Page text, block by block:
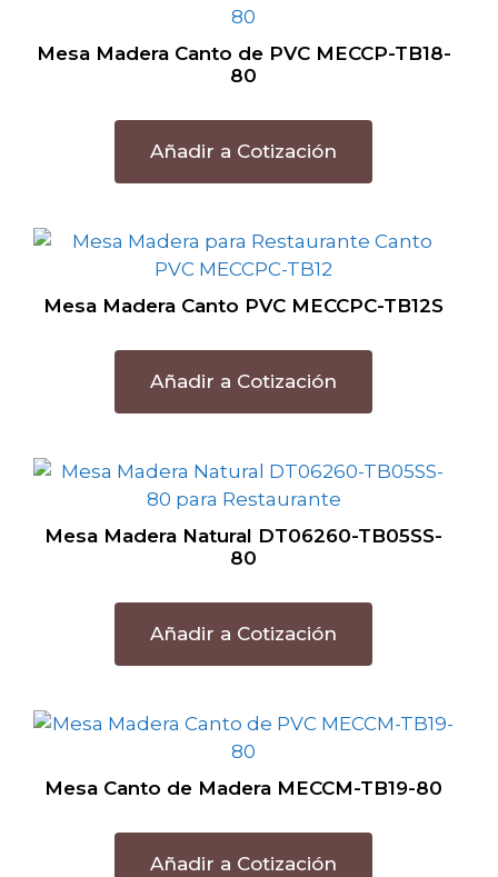
Mesa Madera Canto de PVC MECCP-TB18-
80
Añadir a Cotización
Mesa Madera Canto PVC MECCPC-TB12S
Añadir a Cotización
Mesa Madera Natural DT06260-TB05SS-
80
Añadir a Cotización
Mesa Canto de Madera MECCM-TB19-80
Añadir a Cotización